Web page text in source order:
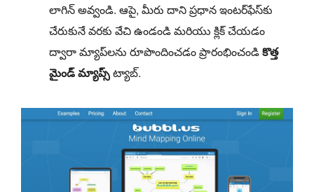
లాగిన్ అవ్వండి. ఆపై, మీరు దాని ప్రధాన ఇంటర్‌ఫేస్‌కు
చేరుకునే వరకు వేచి ఉండండి మరియు క్లిక్ చేయడం
ద్వారా మ్యాప్‌లను రూపొందించడం ప్రారంభించండికొత్త
మైండ్ మ్యాప్స్ట్యాబ్.